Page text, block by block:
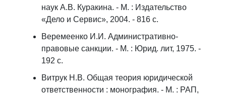
наук А.В. Куракина. - М. : Издательство
«Дело и Сервис», 2004. - 816 с.
Веремеенко И.И. Административно-
правовые санкции. - М. : Юрид. лит, 1975. -
192 с.
Витрук Н.В. Общая теория юридической
ответственности : монография. - М. : РАП,